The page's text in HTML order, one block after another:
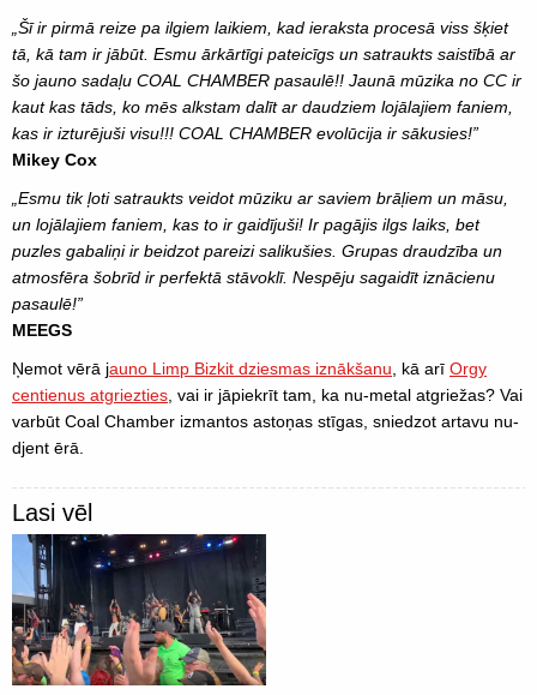
„Šī ir pirmā reize pa ilgiem laikiem, kad ieraksta procesā viss šķiet
tā, kā tam ir jābūt. Esmu ārkārtīgi pateicīgs un satraukts saistībā ar
šo jauno sadaļu COAL CHAMBER pasaulē!! Jaunā mūzika no CC ir
kaut kas tāds, ko mēs alkstam dalīt ar daudziem lojālajiem faniem,
kas ir izturējuši visu!!! COAL CHAMBER evolūcija ir sākusies!”
Mikey Cox
„Esmu tik ļoti satraukts veidot mūziku ar saviem brāļiem un māsu,
un lojālajiem faniem, kas to ir gaidījuši! Ir pagājis ilgs laiks, bet
puzles gabaliņi ir beidzot pareizi salikušies. Grupas draudzība un
atmosfēra šobrīd ir perfektā stāvoklī. Nespēju sagaidīt iznācienu
pasaulē!”
MEEGS
Ņemot vērā jauno Limp Bizkit dziesmas iznākšanu , kā arī Orgy
centienus atgriezties , vai ir jāpiekrīt tam, ka nu-metal atgriežas? Vai
varbūt Coal Chamber izmantos astoņas stīgas, sniedzot artavu nu-
djent ērā.
Lasi vēl